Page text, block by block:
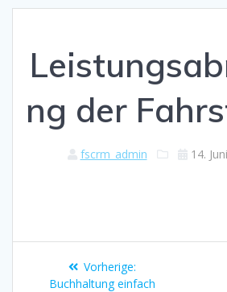
ng der
fscrm_admin 14.
Vorherige:Vorheriger
Beitrag:
Buchhaltung einfach